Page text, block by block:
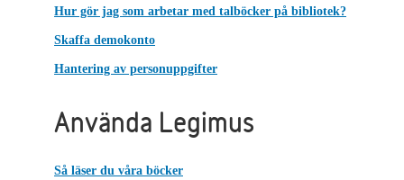
Hur gör jag som arbetar med talböcker på bibliotek?
Skaffa demokonto
Hantering av personuppgifter
Använda Legimus
Så läser du våra böcker